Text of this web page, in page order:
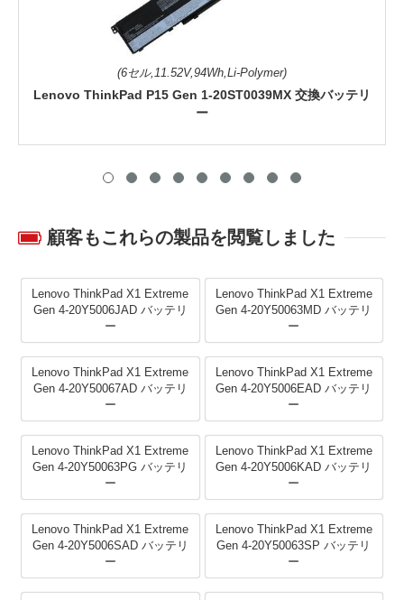
(6セル,11.52V,94Wh,Li-Polymer)
Lenovo ThinkPad P15 Gen 1-20ST0039MX 交換バッテリ
ー
顧客もこれらの製品を閲覧しました
Lenovo ThinkPad X1 Extreme
Gen 4-20Y5006JAD バッテリ
ー
Lenovo ThinkPad X1 Extreme
Gen 4-20Y50063MD バッテリ
ー
Lenovo ThinkPad X1 Extreme
Gen 4-20Y50067AD バッテリ
ー
Lenovo ThinkPad X1 Extreme
Gen 4-20Y5006EAD バッテリ
ー
Lenovo ThinkPad X1 Extreme
Gen 4-20Y50063PG バッテリ
ー
Lenovo ThinkPad X1 Extreme
Gen 4-20Y5006KAD バッテリ
ー
Lenovo ThinkPad X1 Extreme
Gen 4-20Y5006SAD バッテリ
ー
Lenovo ThinkPad X1 Extreme
Gen 4-20Y50063SP バッテリ
ー